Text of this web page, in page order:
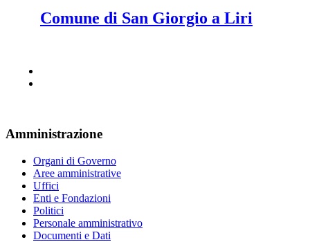
Comune di San Giorgio a Liri
Amministrazione
Organi di Governo
Aree amministrative
Uffici
Enti e Fondazioni
Politici
Personale amministrativo
Documenti e Dati